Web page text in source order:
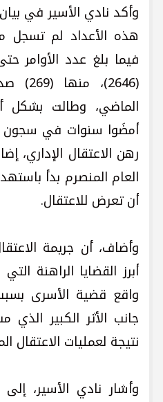
وأكد نادي الأسير في
فيما بلغ عدد الأوامر
الماضي، وطالت
أمضَوا سنوات في سجون
رهن الاعتقال الإداري،
العام المنصرم بدأ
أن تعرض للاعتقال.
وأضاف، أن جريمة
أبرز القضايا الراهنة
واقع قضية الأسرى
جانب الأثر الكبير الذي
نتيجة لعمليات الاعتقال
وأشار نادي الأسير،